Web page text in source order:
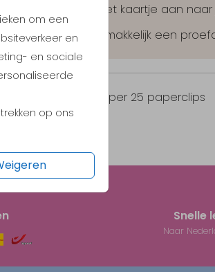
om een
en
en sociale
op ons
Pas zelf het kaartje aan
Bestel gemakkelijk een
per 25 paperclips
Snelle
Naar